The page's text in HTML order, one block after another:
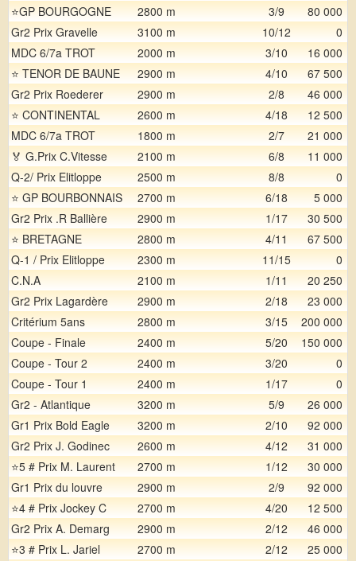
⭐GP BOURGOGNE
2800 m 3/9 80 000
Gr2 Prix Gravelle
3100 m 10/12 0
MDC 6/7a TROT
2000 m 3/10 16 000
⭐ TENOR DE BAUNE
2900 m 4/10 67 500
Gr2 Prix Roederer
2900 m 2/8 46 000
⭐ CONTINENTAL
2600 m 4/18 12 500
MDC 6/7a TROT
1800 m 2/7 21 000
🏅 G.Prix C.Vitesse
2100 m 6/8 11 000
Q-2/ Prix Elitloppe
2500 m 8/8 0
⭐ GP BOURBONNAIS
2700 m 6/18 5 000
Gr2 Prix .R Ballière
2900 m 1/17 30 500
⭐ BRETAGNE
2800 m 4/11 67 500
Q-1 / Prix Elitloppe
2300 m 11/15 0
C.N.A
2100 m 1/11 20 250
Gr2 Prix Lagardère
2900 m 2/18 23 000
Critérium 5ans
2800 m 3/15 200 000
Coupe - Finale
2400 m 5/20 150 000
Coupe - Tour 2
2400 m 3/20 0
Coupe - Tour 1
2400 m 1/17 0
Gr2 - Atlantique
3200 m 5/9 26 000
Gr1 Prix Bold Eagle
3200 m 2/10 92 000
Gr2 Prix J. Godinec
2600 m 4/12 31 000
⭐5 # Prix M. Laurent
2700 m 1/12 30 000
Gr1 Prix du louvre
2900 m 2/9 92 000
⭐4 # Prix Jockey C
2700 m 4/20 12 500
Gr2 Prix A. Demarg
2900 m 2/12 46 000
⭐3 # Prix L. Jariel
2700 m 2/12 25 000